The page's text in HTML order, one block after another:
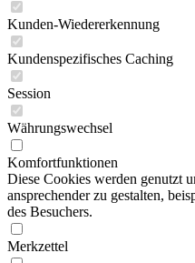
Kunden-Wiedererkennung
Kundenspezifisches Caching
Session
Währungswechsel
Komfortfunktionen
Diese Cookies werden genutzt
ansprechender zu gestalten,
des Besuchers.
Merkzettel